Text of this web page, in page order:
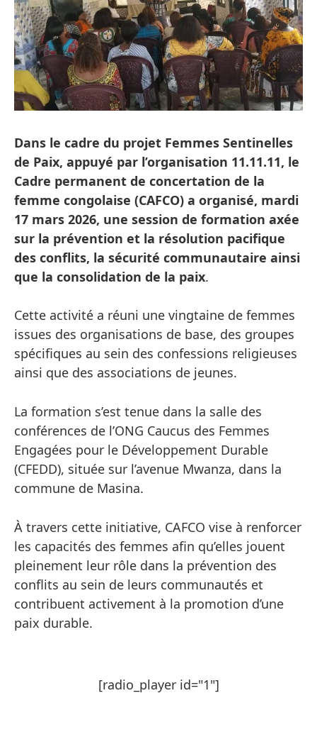
Dans le cadre du projet Femmes Sentinelles
de Paix, appuyé par l’organisation 11.11.11, le
Cadre permanent de concertation de la
femme congolaise (CAFCO) a organisé, mardi
17 mars 2026, une session de formation axée
sur la prévention et la résolution pacifique
des conflits, la sécurité communautaire ainsi
que la consolidation de la paix.
Cette activité a réuni une vingtaine de femmes
issues des organisations de base, des groupes
spécifiques au sein des confessions religieuses
ainsi que des associations de jeunes.
La formation s’est tenue dans la salle des
conférences de l’ONG Caucus des Femmes
Engagées pour le Développement Durable
(CFEDD), située sur l’avenue Mwanza, dans la
commune de Masina.
À travers cette initiative, CAFCO vise à renforcer
les capacités des femmes afin qu’elles jouent
pleinement leur rôle dans la prévention des
conflits au sein de leurs communautés et
contribuent activement à la promotion d’une
paix durable.
[radio_player id="1"]